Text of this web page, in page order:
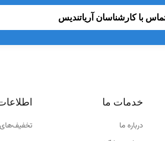
با کارشناسان آریاتندیس
خدمات ما
درباره ما
تخفیف‌های